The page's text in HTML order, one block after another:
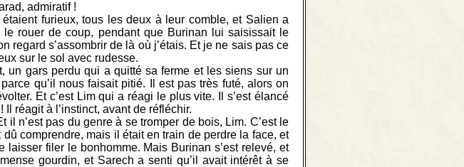
admiratif !
furieux, tous les deux à leur comble, et Salien a
rouer de coup, pendant que Burinan lui saisissait le
regard s’assombrir de là où j’étais. Et je ne sais pas ce
sur le sol avec rudesse.
un gars perdu qui a quitté sa ferme et les siens sur un
qu’il nous faisait pitié. Il est pas très futé, alors on
Et c’est Lim qui a réagi le plus vite. Il s’est élancé
réagit à l’instinct, avant de réfléchir.
il n’est pas du genre à se tromper de bois, Lim. C’est le
comprendre, mais il était en train de perdre la face, et
filer le bonhomme. Mais Burinan s’est relevé, et
gourdin, et Sarech a senti qu’il avait intérêt à se